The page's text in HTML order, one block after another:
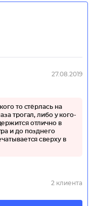
27.08.2019
то стёрлась на
трогал, либо у кого-
отлично в
и до позднего
сверху в
2 клиента